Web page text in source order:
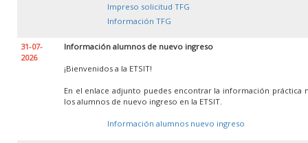
Impreso solicitud TFG
Información TFG
31-07-
2026
Información alumnos de nuevo ingreso
¡Bienvenidos a la ETSIT!
En el enlace adjunto puedes encontrar la información práctica
los alumnos de nuevo ingreso en la ETSIT.
Información alumnos nuevo ingreso